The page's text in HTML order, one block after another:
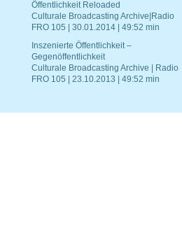
Öffentlichkeit Reloaded
Culturale Broadcasting Archive|Radio
FRO 105 | 30.01.2014 | 49:52 min
Inszenierte Öffentlichkeit –
Gegenöffentlichkeit
Culturale Broadcasting Archive | Radio
FRO 105 | 23.10.2013 | 49:52 min